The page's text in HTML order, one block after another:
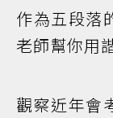
作為五段落
老師幫你用
觀察近年會